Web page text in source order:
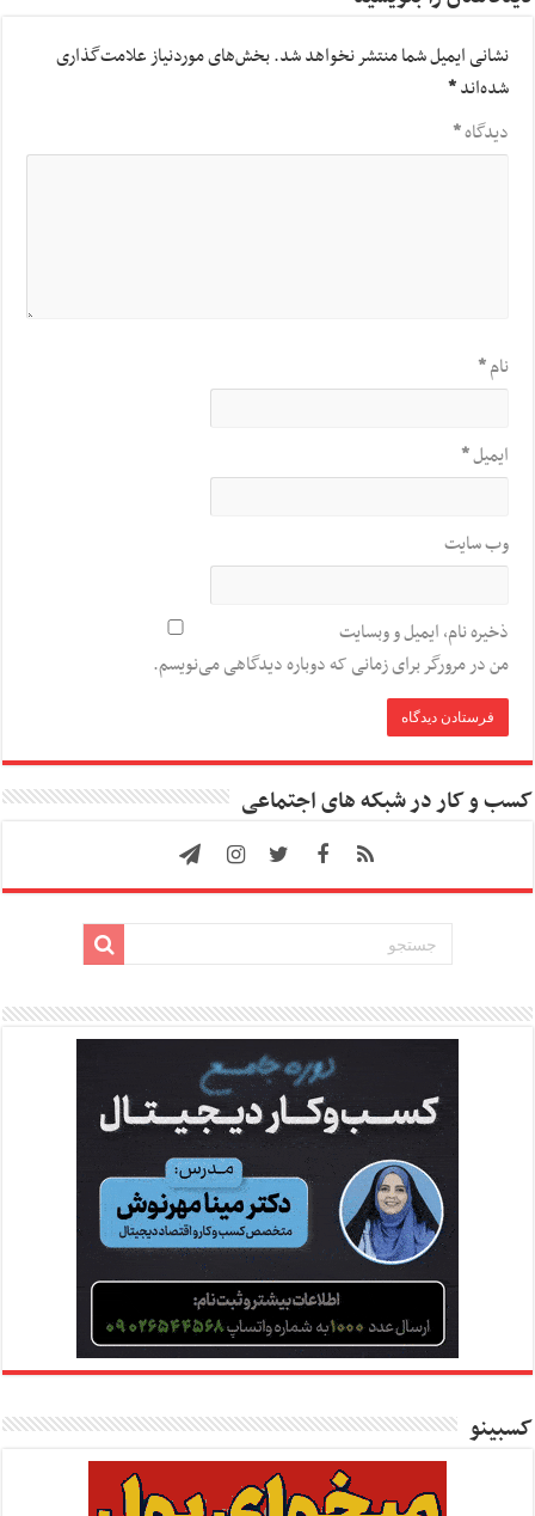
نشانی ایمیل شما منتشر نخواهد شد.بخش‌های موردنیاز علامت‌گذاری
شده‌اند*
دیدگاه*
نام*
ایمیل*
وب‌ سایت
ذخیره نام، ایمیل و وبسایت
من در مرورگر برای زمانی که دوباره دیدگاهی می‌نویسم.
کسب و کار در شبکه های اجتماعی
کسبینو